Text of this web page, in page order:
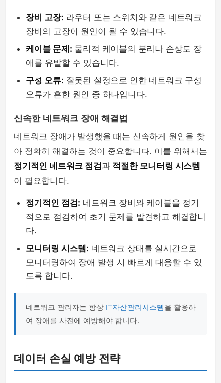
장비 고장: 라우터 또는 스위치와 같은 네트워크
장비의 고장이 원인이 될 수 있습니다.
케이블 문제: 물리적 케이블의 분리나 손상도 장
애를 유발할 수 있습니다.
구성 오류: 잘못된 설정으로 인한 네트워크 구성
오류가 흔한 원인 중 하나입니다.
신속한 네트워크 장애 해결법
네트워크 장애가 발생했을 때는 신속하게 원인을 찾
아 정확히 해결하는 것이 중요합니다. 이를 위해서는
정기적인 네트워크 점검과 적절한 모니터링 시스템
이 필요합니다.
정기적인 점검: 네트워크 장비와 케이블을 정기
적으로 점검하여 초기 문제를 발견하고 해결합니
다.
모니터링 시스템: 네트워크 상태를 실시간으로
모니터링하여 장애 발생 시 빠르게 대응할 수 있
도록 합니다.
네트워크 관리자는 항상 IT자산관리시스템을 활용하
여 장애를 사전에 예방해야 합니다.
데이터 손실 예방 전략